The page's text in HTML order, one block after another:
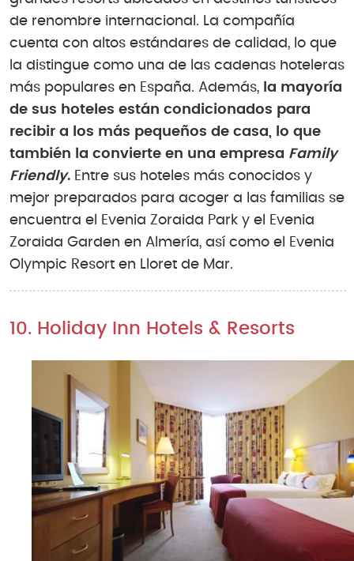
de renombre internacional. La compañía
cuenta con altos estándares de calidad, lo que
la distingue como una de las cadenas hoteleras
más populares en España. Además, la mayoría
de sus hoteles están condicionados para
recibir a los más pequeños de casa, lo que
también la convierte en una empresa Family
Friendly. Entre sus hoteles más conocidos y
mejor preparados para acoger a las familias se
encuentra el Evenia Zoraida Park y el Evenia
Zoraida Garden en Almería, así como el Evenia
Olympic Resort en Lloret de Mar.
10. Holiday Inn Hotels & Resorts